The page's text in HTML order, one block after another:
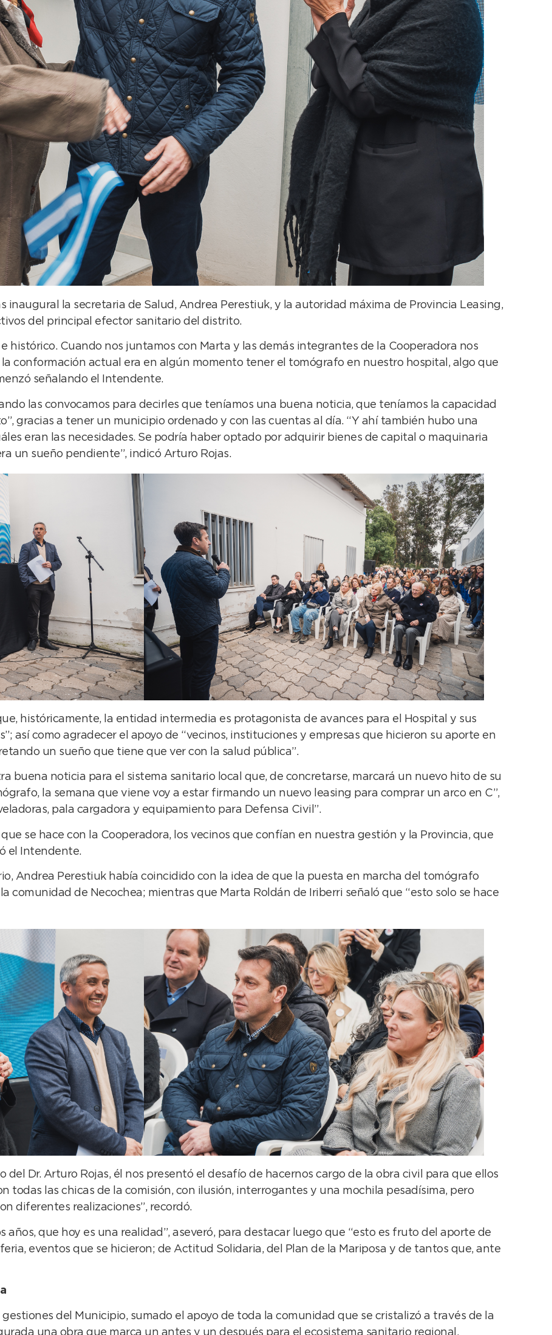
inaugural la secretaria de Salud, Andrea Perestiuk, y la autoridad máxima de Provincia Leasing,
del principal efector sanitario del distrito.
histórico. Cuando nos juntamos con Marta y las demás integrantes de la Cooperadora nos
conformación actual era en algún momento tener el tomógrafo en nuestro hospital, algo que
señalando el Intendente.
las convocamos para decirles que teníamos una buena noticia, que teníamos la capacidad
gracias a tener un municipio ordenado y con las cuentas al día. “Y ahí también hubo una
eran las necesidades. Se podría haber optado por adquirir bienes de capital o maquinaria
un sueño pendiente”, indicó Arturo Rojas.
históricamente, la entidad intermedia es protagonista de avances para el Hospital y sus
así como agradecer el apoyo de “vecinos, instituciones y empresas que hicieron su aporte en
un sueño que tiene que ver con la salud pública”.
buena noticia para el sistema sanitario local que, de concretarse, marcará un nuevo hito de su
la semana que viene voy a estar firmando un nuevo leasing para comprar un arco en C”,
pala cargadora y equipamiento para Defensa Civil”.
se hace con la Cooperadora, los vecinos que confían en nuestra gestión y la Provincia, que
el Intendente.
Andrea Perestiuk había coincidido con la idea de que la puesta en marcha del tomógrafo
comunidad de Necochea; mientras que Marta Roldán de Iriberri señaló que “esto solo se hace
del Dr. Arturo Rojas, él nos presentó el desafío de hacernos cargo de la obra civil para que ellos
todas las chicas de la comisión, con ilusión, interrogantes y una mochila pesadísima, pero
diferentes realizaciones”, recordó.
años, que hoy es una realidad”, aseveró, para destacar luego que “esto es fruto del aporte de
eventos que se hicieron; de Actitud Solidaria, del Plan de la Mariposa y de tantos que, ante
del Municipio, sumado el apoyo de toda la comunidad que se cristalizó a través de la
una obra que marca un antes y un después para el ecosistema sanitario regional,